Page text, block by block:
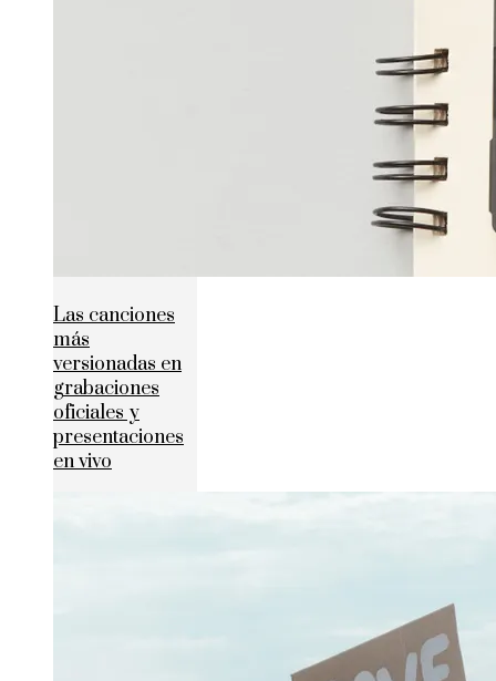
Las canciones
más
versionadas en
grabaciones
oficiales y
presentaciones
en vivo